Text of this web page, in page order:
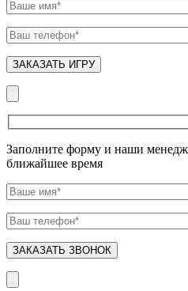
Заполните форму и наши
ближайшее время